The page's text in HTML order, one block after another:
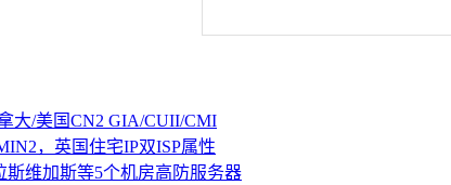
大/美国CN2 GIA/CUII/CMI
，英国住宅IP双ISP属性
斯维加斯等5个机房高防服务器